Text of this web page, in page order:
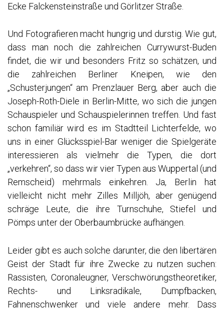
Ecke Falckensteinstraße und Görlitzer Straße.
Und Fotografieren macht hungrig und durstig. Wie gut,
dass man noch die zahlreichen Currywurst-Buden
findet, die wir und besonders Fritz so schätzen, und
die zahlreichen Berliner Kneipen, wie den
„Schusterjungen“ am Prenzlauer Berg, aber auch die
Joseph-Roth-Diele in Berlin-Mitte, wo sich die jungen
Schauspieler und Schauspielerinnen treffen. Und fast
schon familiär wird es im Stadtteil Lichterfelde, wo
uns in einer Glücksspiel-Bar weniger die Spielgeräte
interessieren als vielmehr die Typen, die dort
„verkehren“, so dass wir vier Typen aus Wuppertal (und
Remscheid) mehrmals einkehren. Ja, Berlin hat
vielleicht nicht mehr Zilles Milljöh, aber genügend
schräge Leute, die ihre Turnschuhe, Stiefel und
Pömps unter der Oberbaumbrücke aufhängen.
Leider gibt es auch solche darunter, die den libertären
Geist der Stadt für ihre Zwecke zu nutzen suchen:
Rassisten, Coronaleugner, Verschwörungstheoretiker,
Rechts- und Linksradikale, Dumpfbacken,
Fahnenschwenker und viele andere mehr. Dass